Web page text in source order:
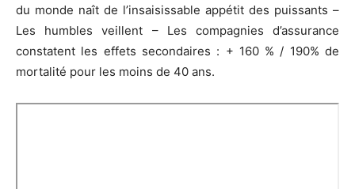
du monde naît de l’insaisissable appétit des puissants –
Les humbles veillent – Les compagnies d’assurance
constatent les effets secondaires : + 160 % / 190% de
mortalité pour les moins de 40 ans.